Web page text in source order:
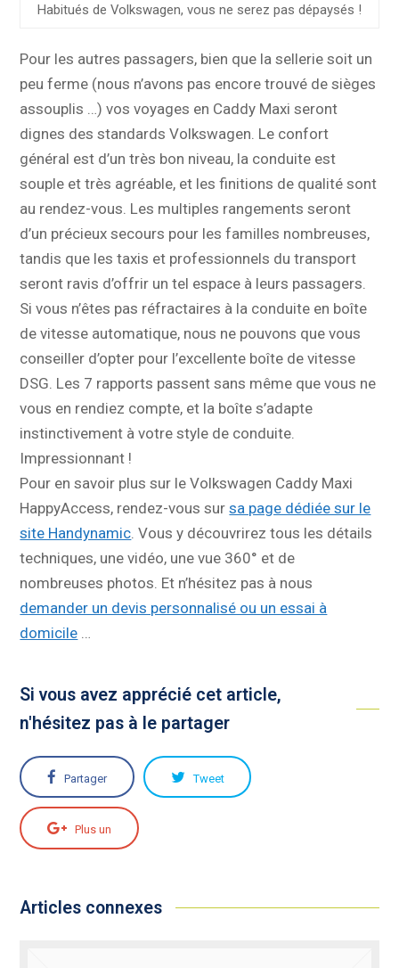
Habitués de Volkswagen, vous ne serez pas dépaysés !
Pour les autres passagers, bien que la sellerie soit un
peu ferme (nous n’avons pas encore trouvé de sièges
assouplis …) vos voyages en Caddy Maxi seront
dignes des standards Volkswagen. Le confort
général est d’un très bon niveau, la conduite est
souple et très agréable, et les finitions de qualité sont
au rendez-vous. Les multiples rangements seront
d’un précieux secours pour les familles nombreuses,
tandis que les taxis et professionnels du transport
seront ravis d’offrir un tel espace à leurs passagers.
Si vous n’êtes pas réfractaires à la conduite en boîte
de vitesse automatique, nous ne pouvons que vous
conseiller d’opter pour l’excellente boîte de vitesse
DSG. Les 7 rapports passent sans même que vous ne
vous en rendiez compte, et la boîte s’adapte
instinctivement à votre style de conduite.
Impressionnant !
Pour en savoir plus sur le Volkswagen Caddy Maxi
HappyAccess, rendez-vous sursa page dédiée sur le
site Handynamic . Vous y découvrirez tous les détails
techniques, une vidéo, une vue 360° et de
nombreuses photos. Et n’hésitez pas à nous
demander un devis personnalisé ou un essai à
domicile
Si vous avez apprécié cet article,
n'hésitez pas à le partager
Partager Tweet
Plus un
Articles connexes